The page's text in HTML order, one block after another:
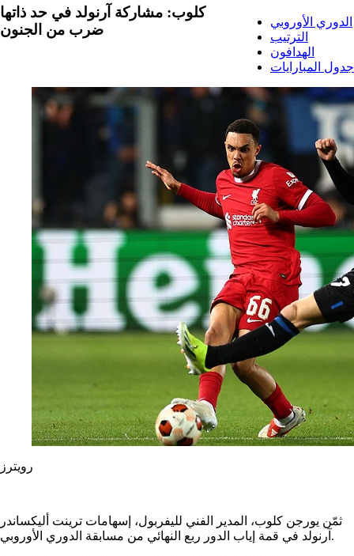
الدوري الأوروبي
الترتيب
الهدافون
جدول المبارايات
كلوب: مشاركة آرنولد في حد ذاتها
ضرب من الجنون
رويترز
ثمّن يورجن كلوب، المدير الفني لليفربول، إسهامات ترينت أليكساندر
آرنولد في قمة إياب الدور ربع النهائي من مسابقة الدوري الأوروبي.